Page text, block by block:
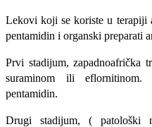
Lekovi koji se koriste u terapiji
pentamidin i organski preparati
Prvi stadijum, zapadnoafrička
suraminom ili eflornitinom.
pentamidin.
Drugi stadijum, ( patološki